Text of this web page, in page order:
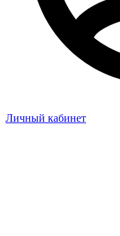
Личный кабинет